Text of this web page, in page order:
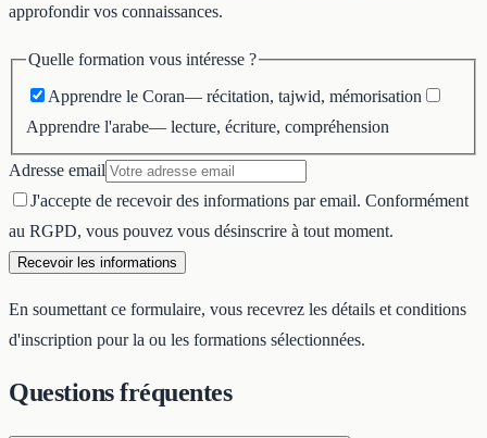
approfondir vos connaissances.
Quelle formation vous intéresse ?
Apprendre le Coran— récitation, tajwid, mémorisation
Apprendre l'arabe— lecture, écriture, compréhension
Adresse email
J'accepte de recevoir des informations par email. Conformément
au RGPD, vous pouvez vous désinscrire à tout moment.
Recevoir les informations
En soumettant ce formulaire, vous recevrez les détails et conditions
d'inscription pour la ou les formations sélectionnées.
Questions fréquentes